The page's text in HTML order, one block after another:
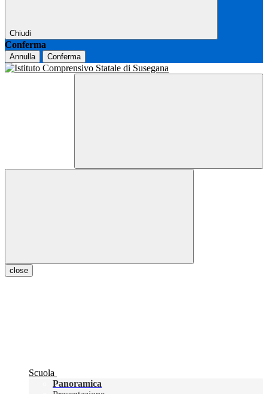
Chiudi
Conferma
Annulla Conferma
close
Scuola
Panoramica